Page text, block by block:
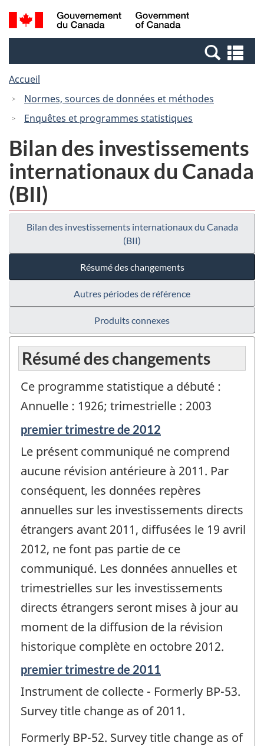
Passer
au
Passer
à
Canada
Recherche
et
et
Accueil
Normes, sources de données et méthodes
Enquêtes et programmes statistiques
Bilan des investissements
internationaux du Canada
(BII)
Bilan des investissements internationaux du Canada
(BII)
Résumé des changements
Autres périodes de référence
Produits connexes
Résumé des changements
Ce programme statistique a débuté :
Annuelle : 1926; trimestrielle : 2003
Période
référence
de
-
premier trimestre de 2012
Le présent communiqué ne comprend
aucune révision antérieure à 2011. Par
conséquent, les données repères
annuelles sur les investissements directs
étrangers avant 2011, diffusées le 19 avril
2012, ne font pas partie de ce
communiqué. Les données annuelles et
trimestrielles sur les investissements
directs étrangers seront mises à jour au
moment de la diffusion de la révision
historique complète en octobre 2012.
Période
référence
de
changement
-
premier trimestre de 2011
Instrument de collecte - Formerly BP-53.
Survey title change as of 2011.
Formerly BP-52. Survey title change as of